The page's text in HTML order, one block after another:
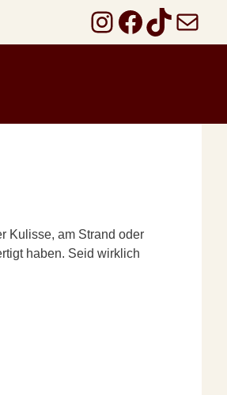
Instagram
TikTok
E-Mail
Kulisse, am Strand oder
haben. Seid wirklich